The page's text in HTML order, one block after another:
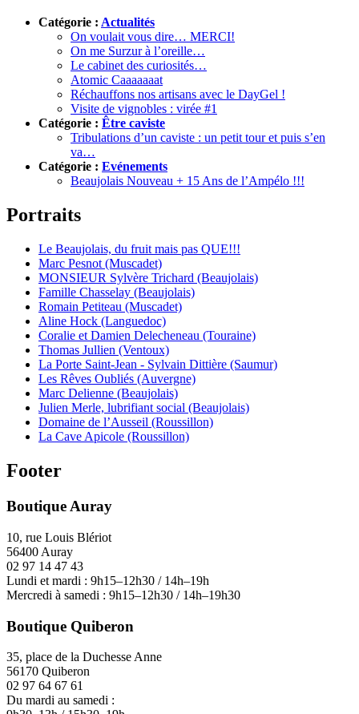
Catégorie : Actualités
On voulait vous dire… MERCI!
On me Surzur à l’oreille…
Le cabinet des curiosités…
Atomic Caaaaaaat
Réchauffons nos artisans avec le DayGel !
Visite de vignobles : virée #1
Catégorie : Être caviste
Tribulations d’un caviste : un petit tour et puis s’en
va…
Catégorie : Evénements
Beaujolais Nouveau + 15 Ans de l’Ampélo !!!
Portraits
Le Beaujolais, du fruit mais pas QUE!!!
Marc Pesnot (Muscadet)
MONSIEUR Sylvère Trichard (Beaujolais)
Famille Chasselay (Beaujolais)
Romain Petiteau (Muscadet)
Aline Hock (Languedoc)
Coralie et Damien Delecheneau (Touraine)
Thomas Jullien (Ventoux)
La Porte Saint-Jean - Sylvain Dittière (Saumur)
Les Rêves Oubliés (Auvergne)
Marc Delienne (Beaujolais)
Julien Merle, lubrifiant social (Beaujolais)
Domaine de l’Ausseil (Roussillon)
La Cave Apicole (Roussillon)
Footer
Boutique Auray
10, rue Louis Blériot
56400 Auray
02 97 14 47 43
Lundi et mardi : 9h15–12h30 / 14h–19h
Mercredi à samedi : 9h15–12h30 / 14h–19h30
Boutique Quiberon
35, place de la Duchesse Anne
56170 Quiberon
02 97 64 67 61
Du mardi au samedi :